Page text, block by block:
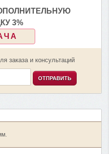
3%
заказа и консультаций
ОТПРАВИТЬ